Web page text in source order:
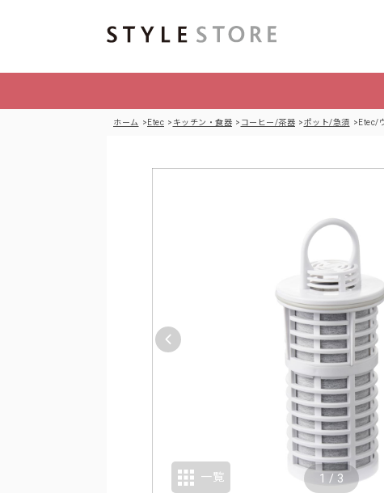
ホーム Etec キッチン・食器 コーヒー/茶器 ポット/急須 Etec/
1 / 3
一覧